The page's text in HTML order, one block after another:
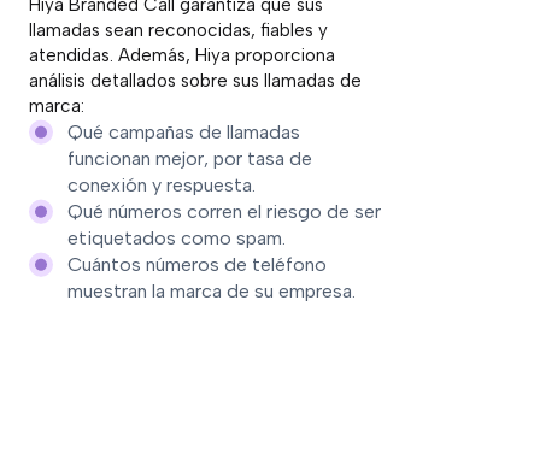
Hiya Branded Call garantiza que sus
llamadas sean reconocidas, fiables y
atendidas. Además, Hiya proporciona
análisis detallados sobre sus llamadas de
marca:
Qué campañas de llamadas
funcionan mejor, por tasa de
conexión y respuesta.
Qué números corren el riesgo de ser
etiquetados como spam.
Cuántos números de teléfono
muestran la marca de su empresa.